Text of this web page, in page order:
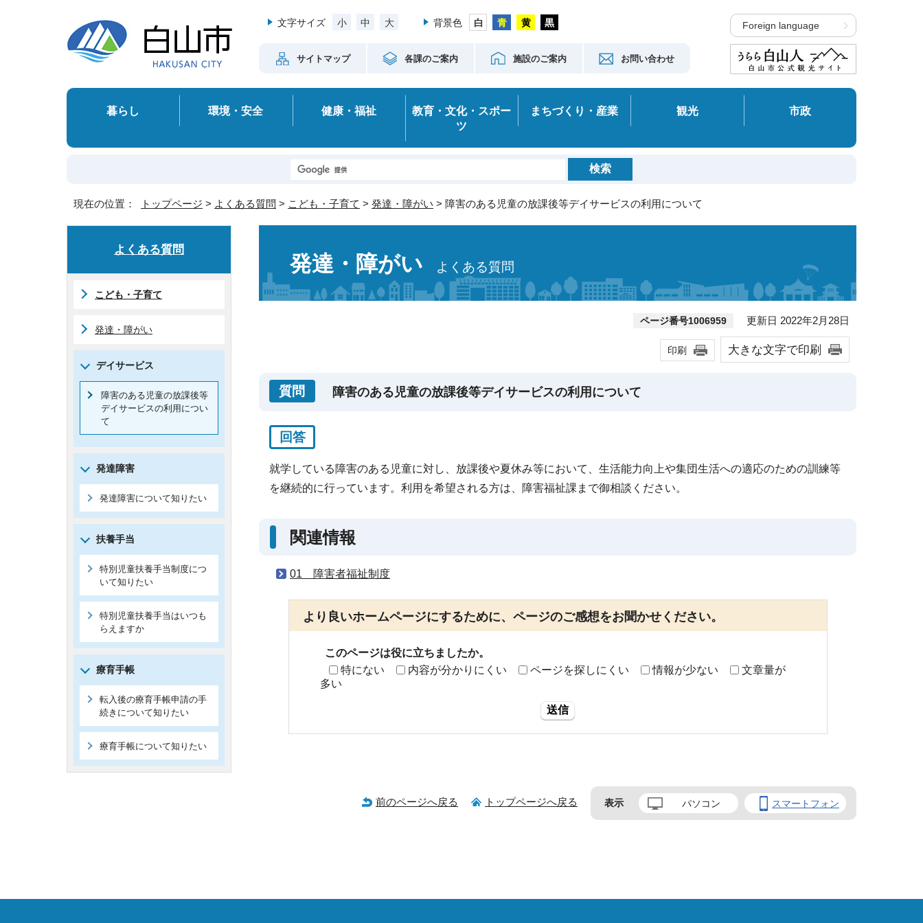
文字サイズ 小 中 大 背景色
サイトマップ 各課のご案内 施設のご案内 お問い合わせ
Foreign language
暮らし 環境・安全 健康・福祉
教育・文化・スポー
ツ
まちづくり・産業 観光 市政
現在の位置： トップページ > よくある質問 > こども・子育て > 発達・障がい > 障害のある児童の放課後等デイサービスの利用について
発達・障がい よくある質問
ページ番号1006959 更新日 2022年2月28日
印刷 大きな文字で印刷
質問 障害のある児童の放課後等デイサービスの利用について
回答
就学している障害のある児童に対し、放課後や夏休み等において、生活能力向上や集団生活への適応のための訓練等
を継続的に行っています。利用を希望される方は、障害福祉課まで御相談ください。
関連情報
01 障害者福祉制度
より良いホームページにするために、ページのご感想をお聞かせください。
このページは役に立ちましたか。
特にない
内容が分かりにくい ページを探しにくい 情報が少ない
文章量が
多い
送信
よくある質問
こども・子育て
発達・障がい
デイサービス
障害のある児童の放課後等
デイサービスの利用につい
て
発達障害
発達障害について知りたい
扶養手当
特別児童扶養手当制度につ
いて知りたい
特別児童扶養手当はいつも
らえますか
療育手帳
転入後の療育手帳申請の手
続きについて知りたい
療育手帳について知りたい
前のページへ戻る トップページへ戻る 表示 パソコン スマートフォン